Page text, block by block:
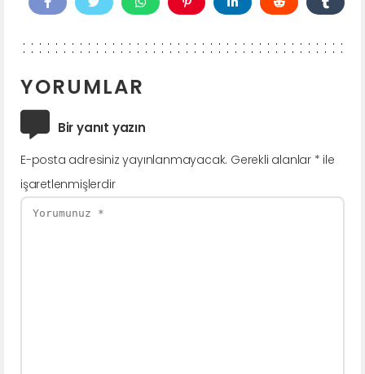
YORUMLAR
Bir yanıt yazın
E-posta adresiniz yayınlanmayacak. Gerekli alanlar * ile
işaretlenmişlerdir